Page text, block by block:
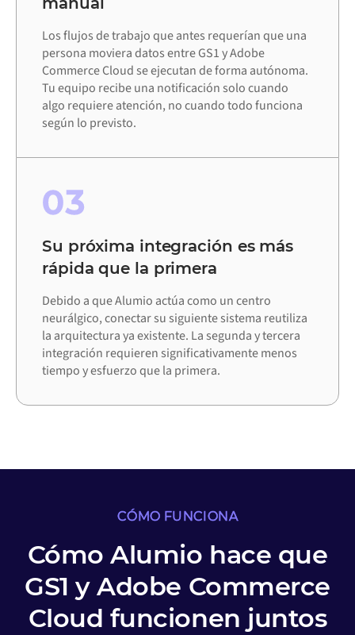
Los flujos de trabajo que antes requerían que una
persona moviera datos entre GS1 y Adobe
Commerce Cloud se ejecutan de forma autónoma.
Tu equipo recibe una notificación solo cuando
algo requiere atención, no cuando todo funciona
según lo previsto.
03
Su próxima integración es más
rápida que la primera
Debido a que Alumio actúa como un centro
neurálgico, conectar su siguiente sistema reutiliza
la arquitectura ya existente. La segunda y tercera
integración requieren significativamente menos
tiempo y esfuerzo que la primera.
CÓMO FUNCIONA
Cómo Alumio hace que
GS1 y Adobe Commerce
Cloud funcionen juntos